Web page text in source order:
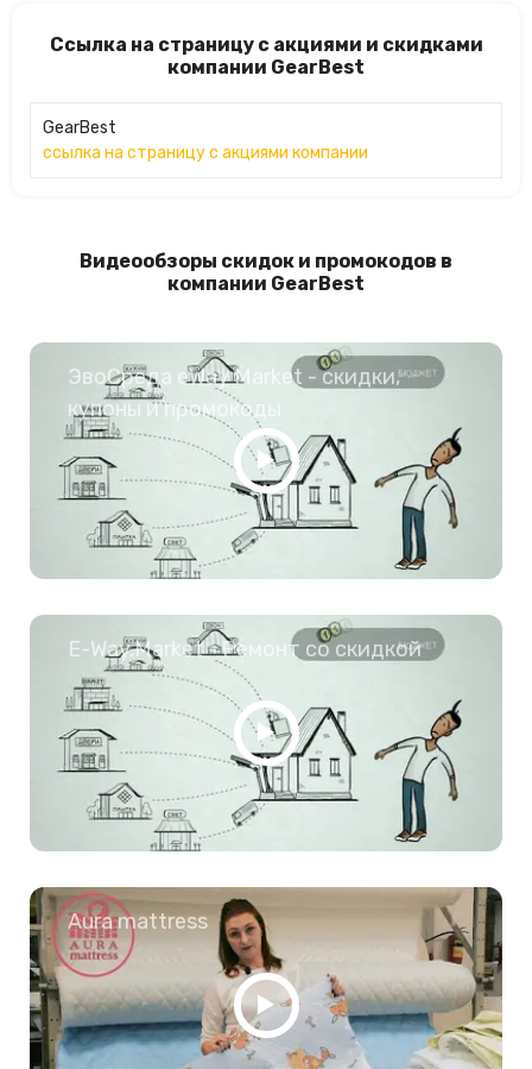
Ссылка на страницу с акциями и скидками
компании GearBest
GearBest
ссылка на страницу с акциями компании
Видеообзоры скидок и промокодов в
компании GearBest
ЭвоСреда eWay Market - скидки,
купоны и промокоды
E-Way.Market - Ремонт со скидкой
Aura mattress